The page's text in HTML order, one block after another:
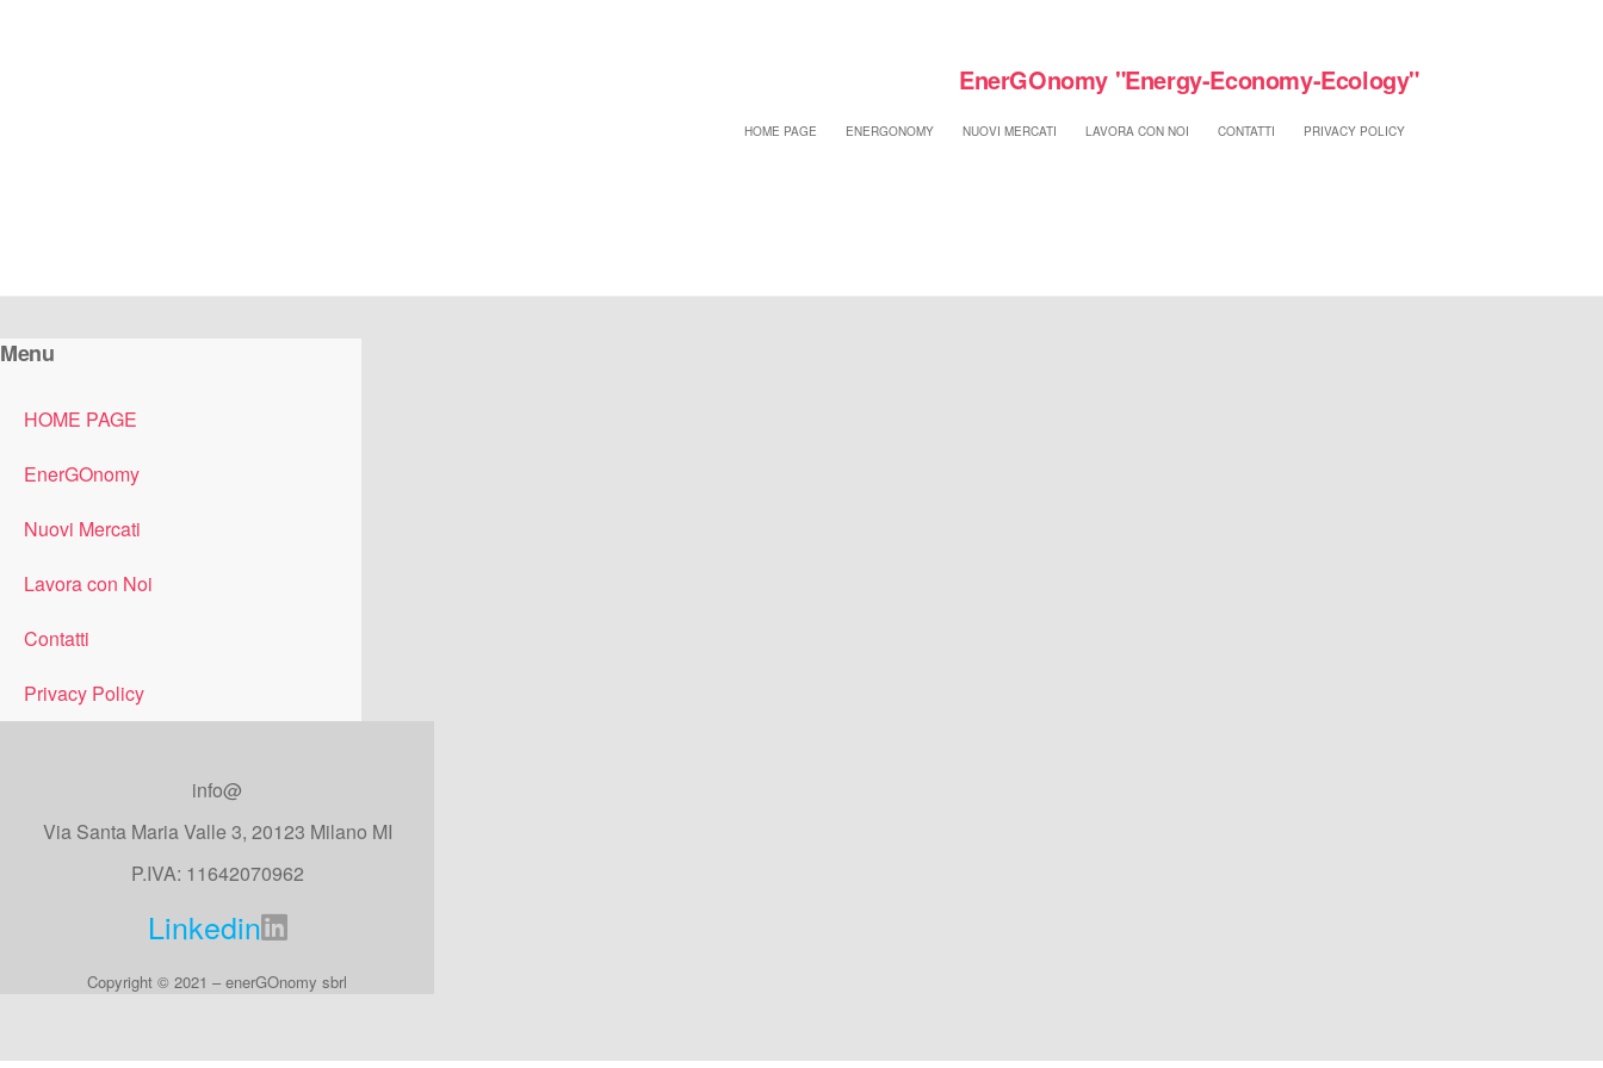
EnerGOnomy "Energy-Economy-Ecology"
HOME PAGE ENERGONOMY NUOVI MERCATI LAVORA CON NOI CONTATTI PRIVACY POLICY
Menu
HOME PAGE
EnerGOnomy
Nuovi Mercati
Lavora con Noi
Contatti
Privacy Policy
info@
Via Santa Maria Valle 3, 20123 Milano MI
P.IVA: 11642070962
Linkedin
Copyright © 2021 – enerGOnomy sbrl